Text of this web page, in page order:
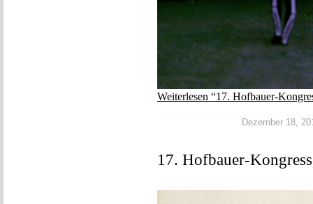
Weiterlesen “17. Hofbauer-
Dezember 18,
17. Hofbauer-